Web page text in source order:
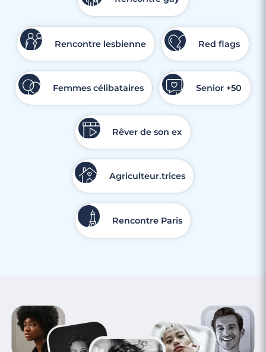
Rencontre lesbienne Red flags
Femmes célibataires Senior +50
Rêver de son ex
Agriculteur.trices
Rencontre Paris